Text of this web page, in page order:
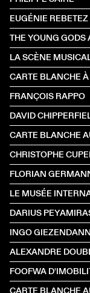
EUGÉNIE REBETEZ
THE YOUNG
CARTE BLANCHE
FRANÇOIS RAPPO
DAVID
CHRISTOPHE
FLORIAN
LE MUSÉE
DARIUS
INGO
ALEXANDRE
FOOFWA